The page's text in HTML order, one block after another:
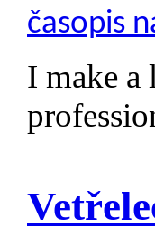
časopis
I make a